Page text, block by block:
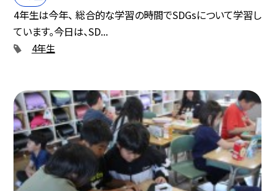
4年生は今年、 総合的な学習の時間でSDGsについて学習し
ています。今日は、SD...
4年生